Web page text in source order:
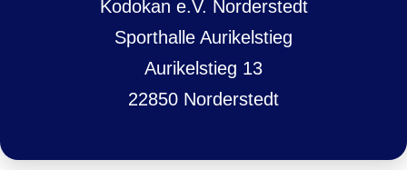
Kodokan e.V. Norderstedt
Sporthalle Aurikelstieg
Aurikelstieg 13
22850 Norderstedt